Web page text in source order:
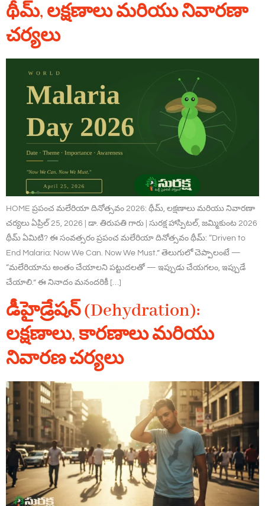
థీమ్, లక్షణాలు మరియు నివారణా
చర్యలు
HOME ప్రపంచ మలేరియా దినోత్సవం 2026: థీమ్, లక్షణాలు మరియు నివారణా
చర్యలు ఏప్రిల్ 25, 2026 | డా. తిరుపతి గారు | సురక్ష హాస్పిటల్, జమ్మికుంట 2026
థీమ్ ఏమిటి? ఈ సంవత్సరం ప్రపంచ మలేరియా దినోత్సవం థీమ్: “Driven to
End Malaria: Now We Can. Now We Must.” తెలుగులో చెప్పాలంటే —
“మలేరియాను అంతం చేయాలని పట్టుదలతో — ఇప్పుడు చేయగలం, ఇప్పుడే
చేయాలి.” ఈ నినాదం మనందరికీ […]
డీహైడ్రేషన్ (Dehydration):
లక్షణాలు, కారణాలు మరియు
నివారణ చర్యలు